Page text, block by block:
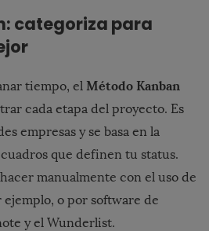
categoriza para
tiempo, el Método Kanban
cada etapa del proyecto. Es
empresas y se basa en la
que definen tu status.
manualmente con el uso de
o por software de
y el Wunderlist.